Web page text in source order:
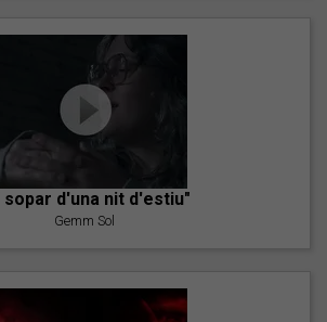
sopar d'una nit d'estiu"
Gemm Sol